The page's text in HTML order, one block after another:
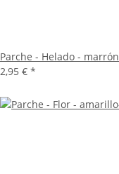
Parche - Helado - marrón
2,95 € *